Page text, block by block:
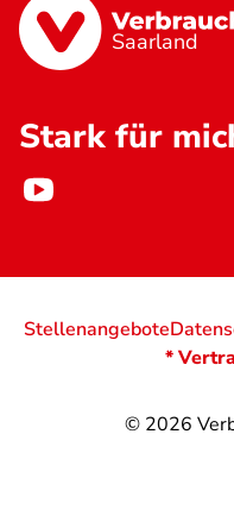
Saarland
Stark für
© 2026
Stellenangebote
*